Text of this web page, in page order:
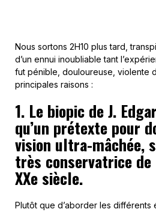
Nous sortons 2H10 plus tard,
d’un ennui inoubliable tant
fut pénible, douloureuse, violente
principales raisons :
1. Le biopic de J.
qu’un prétexte pour
vision ultra-mâchée,
très conservatrice de
XXe siècle.
Plutôt que d’aborder les différents